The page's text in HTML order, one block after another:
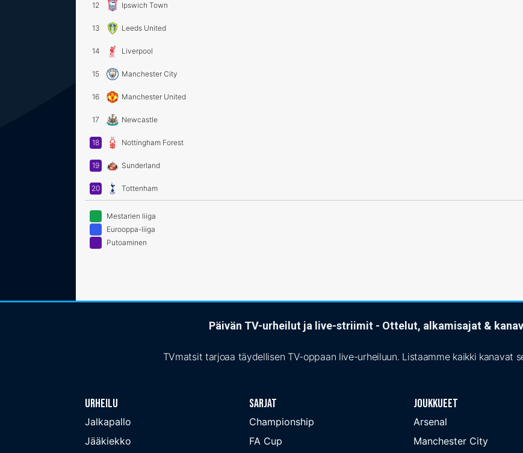
12 Ipswich Town
13 Leeds United
14 Liverpool
15 Manchester City
16 Manchester United
17 Newcastle
18 Nottingham Forest
19 Sunderland
20 Tottenham
Mestarien liiga
Eurooppa-liiga
Putoaminen
Päivän TV-urheilut ja live-striimit - Ottelut, alkamisajat &
TVmatsit tarjoaa täydellisen TV-oppaan live-urheiluun. Listaamme kaikki kanavat
Urheilu
Jalkapallo
Jääkiekko
Sarjat
Championship
FA Cup
Joukkueet
Arsenal
Manchester City